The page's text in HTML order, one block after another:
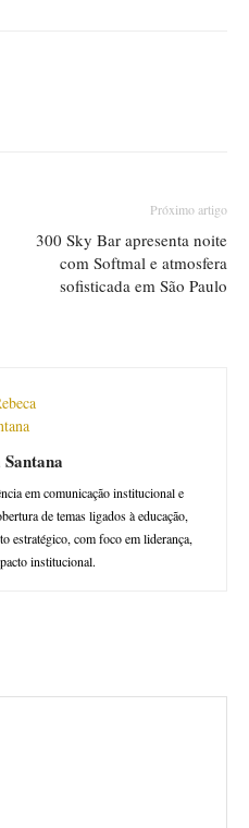
Próximo artigo
300 Sky Bar apresenta noite
com Softmal e atmosfera
sofisticada em São Paulo
Santana
em comunicação institucional e
de temas ligados à educação,
estratégico, com foco em liderança,
institucional.